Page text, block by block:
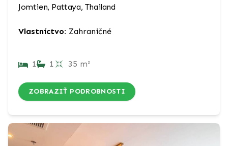
Jomtien, Pattaya, Thailand
Vlastníctvo: Zahraničné
1 1 35 m²
ZOBRAZIŤ PODROBNOSTI